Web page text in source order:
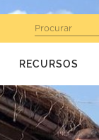
Procurar
RECURSOS